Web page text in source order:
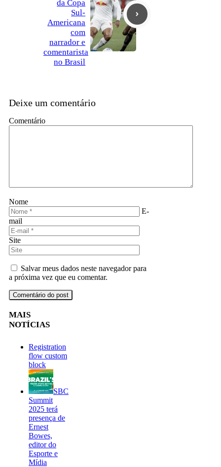
da Copa
Sul-
Americana
com
narrador e
comentarista
no Brasil
Deixe um comentário
Comentário
Nome
E-
mail
Site
Salvar meus dados neste navegador para
a próxima vez que eu comentar.
MAIS
NOTÍCIAS
Registration
flow custom
block
SBC
Summit
2025 terá
presença de
Ernest
Bowes,
editor do
Esporte e
Mídia